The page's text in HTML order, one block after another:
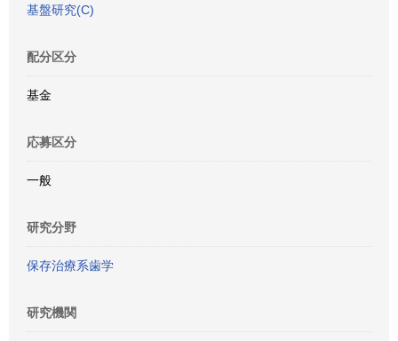
基盤研究(C)
配分区分
基金
応募区分
一般
研究分野
保存治療系歯学
研究機関